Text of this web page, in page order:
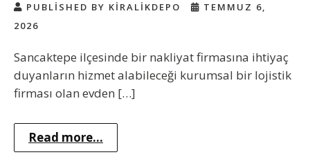
PUBLISHED BY KIRALIKDEPO
TEMMUZ 6,
2026
Sancaktepe ilçesinde bir nakliyat firmasına ihtiyaç
duyanların hizmet alabileceği kurumsal bir lojistik
firması olan evden […]
Read more...